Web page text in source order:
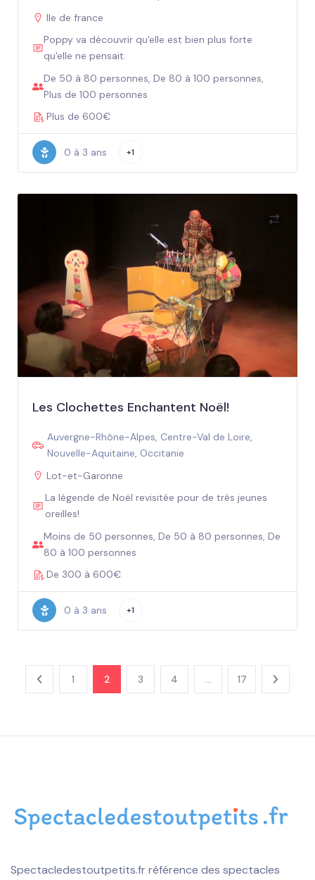
Ile de france
Poppy va découvrir qu'elle est bien plus forte
qu'elle ne pensait.
De 50 à 80 personnes, De 80 à 100 personnes,
Plus de 100 personnes
Plus de 600€
0 à 3 ans +1
Les Clochettes Enchantent Noël!
Auvergne-Rhône-Alpes, Centre-Val de Loire,
Nouvelle-Aquitaine, Occitanie
Lot-et-Garonne
La légende de Noël revisitée pour de très jeunes
oreilles!
Moins de 50 personnes, De 50 à 80 personnes, De
80 à 100 personnes
De 300 à 600€
0 à 3 ans +1
1 2 3 4 17
Spectacledestoutpetits.fr référence des spectacles